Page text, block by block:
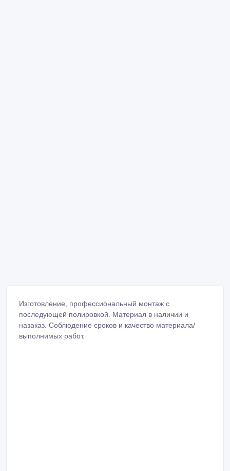
Изготовление, профессиональный монтаж с
последующей полировкой. Материал в наличии и
назаказ. Соблюдение сроков и качество материала/